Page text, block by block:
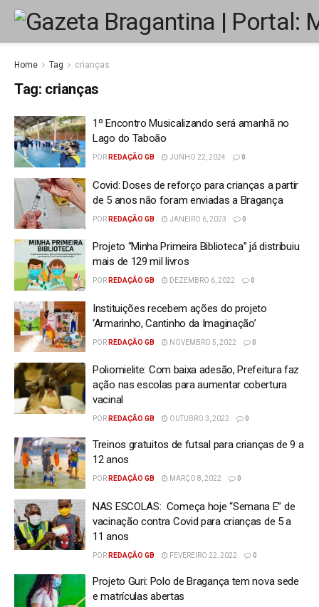
Home Tag crianças
Tag: crianças
1º Encontro Musicalizando será amanhã no
Lago do Taboão
POR REDAÇÃO GB JUNHO 22, 2024 0
Covid: Doses de reforço para crianças a partir
de 5 anos não foram enviadas a Bragança
POR REDAÇÃO GB JANEIRO 6, 2023 0
Projeto “Minha Primeira Biblioteca” já distribuiu
mais de 129 mil livros
POR REDAÇÃO GB DEZEMBRO 6, 2022 0
Instituições recebem ações do projeto
‘Armarinho, Cantinho da Imaginação’
POR REDAÇÃO GB NOVEMBRO 5, 2022 0
Poliomielite: Com baixa adesão, Prefeitura faz
ação nas escolas para aumentar cobertura
vacinal
POR REDAÇÃO GB OUTUBRO 3, 2022 0
Treinos gratuitos de futsal para crianças de 9 a
12 anos
POR REDAÇÃO GB MARÇO 8, 2022 0
NAS ESCOLAS: Começa hoje “Semana E” de
vacinação contra Covid para crianças de 5 a
11 anos
POR REDAÇÃO GB FEVEREIRO 22, 2022 0
Projeto Guri: Polo de Bragança tem nova sede
e matrículas abertas